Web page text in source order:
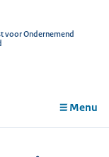
voor Ondernemend
Menu